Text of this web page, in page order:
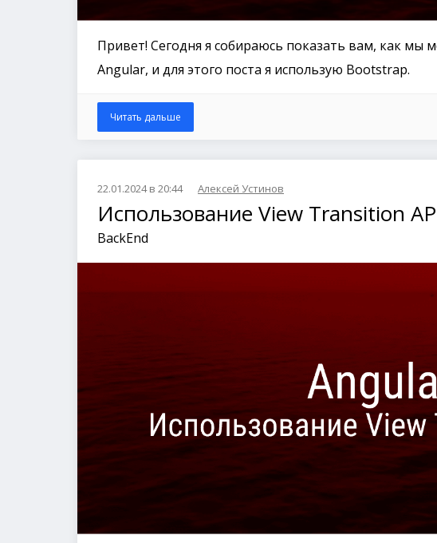
Привет! Сегодня я собираюсь показать вам, как мы
Angular, и для этого поста я использую Bootstrap.
Читать дальше
22.01.2024 в 20:44 Алексей Устинов
Использование View Transition
BackEnd